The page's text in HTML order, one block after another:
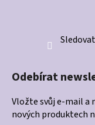
Odebírat
Vložte svůj e-mail a
nových produktech